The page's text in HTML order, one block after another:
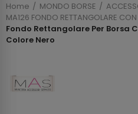
Home MONDO BORSE
MA126 FONDO RETTANGOLARE CON
Fondo Rettangolare Per Borsa
Colore Nero